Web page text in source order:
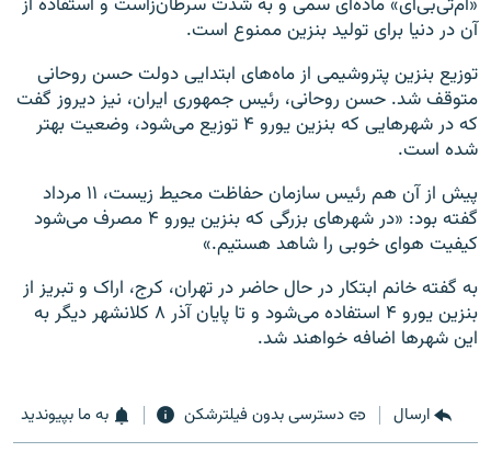
آن در دنیا برای تولید بنزین ممنوع است.
توزیع بنزین پتروشیمی از ماه‌های ابتدایی دولت حسن روحانی
متوقف شد. حسن روحانی، رئیس جمهوری ایران، نیز دیروز گفت
که در شهرهایی که بنزین یورو ۴ توزیع می‌شود، وضعیت بهتر
شده است.
پیش از آن هم رئیس سازمان حفاظت محیط زیست، ۱۱ مرداد
گفته بود: «در شهرهای بزرگی که بنزین یورو ۴ مصرف می‌شود
کیفیت هوای خوبی را شاهد هستیم.»
به گفته خانم ابتکار در حال حاضر در تهران، کرج، اراک و تبریز از
بنزین یورو ۴ استفاده می‌شود و تا پایان آذر ۸ کلانشهر دیگر به
این شهرها اضافه خواهند شد.
ارسال دسترسی بدون فیلترشکن به ما بپیوندید